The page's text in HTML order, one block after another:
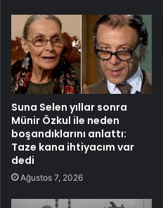
Suna Selen yıllar sonra
Münir Özkul ile neden
boşandıklarını anlattı:
Taze kana ihtiyacım var
dedi
Ağustos 7, 2026